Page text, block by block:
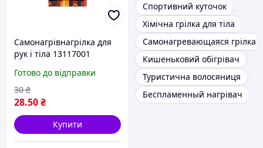
Самонагрівнагрілка для
рук і тіла 13117001
Готово до відправки
28.50₴
30 ₴
Купити
Спортивний куточок
Хімічна грілка для тіла
Самонагревающаяся грілка
Кишеньковий обігрівач
Туристична волосяниця
Беспламенный нагрівач